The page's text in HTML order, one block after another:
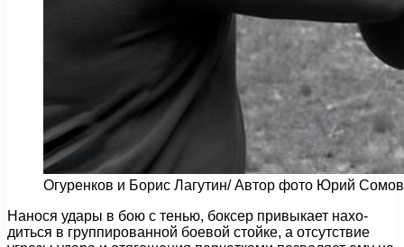
Огуренков и Борис Лагутин/ Автор фото Юрий Сомов
Нанося удары в бою с тенью, боксер привыкает нахо­
диться в группированной боевой стойке, а отсутствие